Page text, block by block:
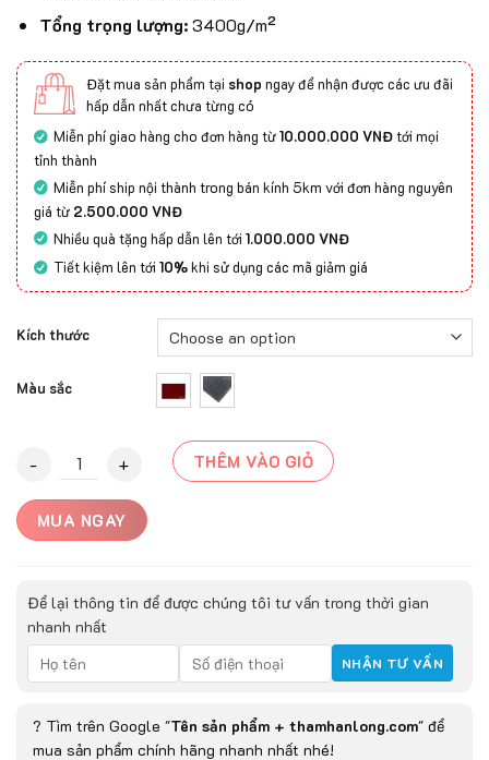
Tổng trọng lượng:3400g/m²
Đặt mua sản phẩm tại shop ngay để nhận được các ưu đãi
hấp dẫn nhất chưa từng có
Miễn phí giao hàng cho đơn hàng từ10.000.000 VNĐtới mọi
tỉnh thành
Miễn phí ship nội thành trong bán kính 5km với đơn hàng nguyên
giá từ 2.500.000 VNĐ
Nhiều quà tặng hấp dẫn lên tới1.000.000 VNĐ
Tiết kiệm lên tới10%khi sử dụng các mã giảm giá
Kích thước
Màu sắc
Thảm Sảnh Swing Cao Cấp quantity
THÊM VÀO GIỎ
MUA NGAY
Để lại thông tin để được chúng tôi tư vấn trong thời gian
nhanh nhất
? Tìm trên Google "Tên sản phẩm + thamhanlong.com" để
mua sản phẩm chính hãng nhanh nhất nhé!